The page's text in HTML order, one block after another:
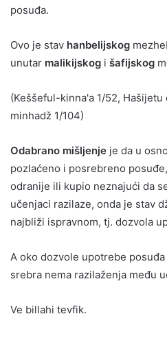
posuđa.
Ovo je stav hanbelijskog
unutar malikijskog i šafijskog
(Keššeful-kinna'a 1/52,
minhadž 1/104)
Odabrano mišljenje je da u
pozlaćeno i posrebreno
odranije ili kupio neznajući da
učenjaci razilaze, onda je stav
najbliži ispravnom, tj. dozvola
A oko dozvole upotrebe
srebra nema razilaženja među
Ve billahi tevfik.